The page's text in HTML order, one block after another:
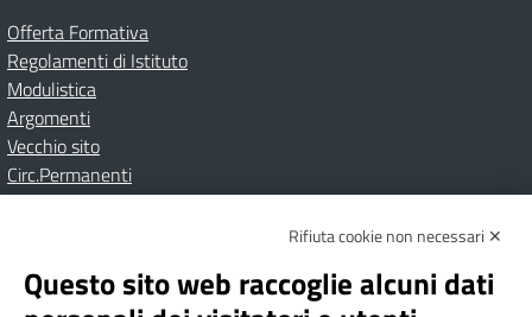
Offerta Formativa
Regolamenti di Istituto
Modulistica
Argomenti
Vecchio sito
Circ.Permanenti
Albo onlinePrivacy Policy
Dichiarazione di accessibilità
Note Legali
Rifiuta cookie non necessari ✕
Questo sito web raccoglie alcuni dati